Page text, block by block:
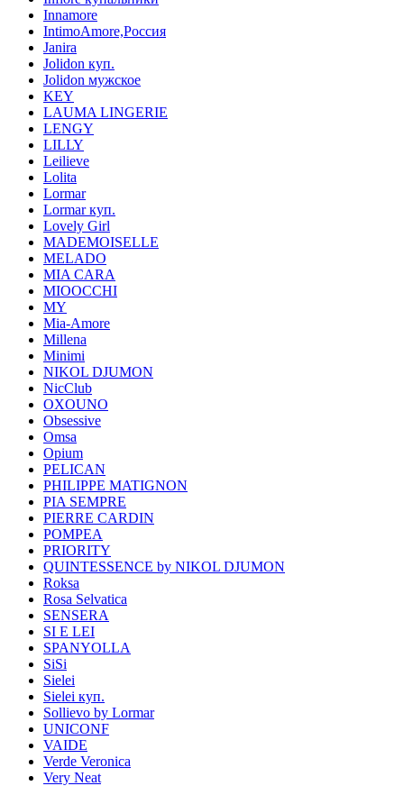
Innamore
IntimoAmore,Россия
Janira
Jolidon куп.
Jolidon мужское
KEY
LAUMA LINGERIE
LENGY
LILLY
Leilieve
Lolita
Lormar
Lormar куп.
Lovely Girl
MADEMOISELLE
MELADO
MIA CARA
MIOOCCHI
MY
Mia-Amore
Millena
Minimi
NIKOL DJUMON
NicClub
OXOUNO
Obsessive
Omsa
Opium
PELICAN
PHILIPPE MATIGNON
PIA SEMPRE
PIERRE CARDIN
POMPEA
PRIORITY
QUINTESSENCE by NIKOL DJUMON
Roksa
Rosa Selvatica
SENSERA
SI E LEI
SPANYOLLA
SiSi
Sielei
Sielei куп.
Sollievo by Lormar
UNICONF
VAIDE
Verde Veronica
Very Neat